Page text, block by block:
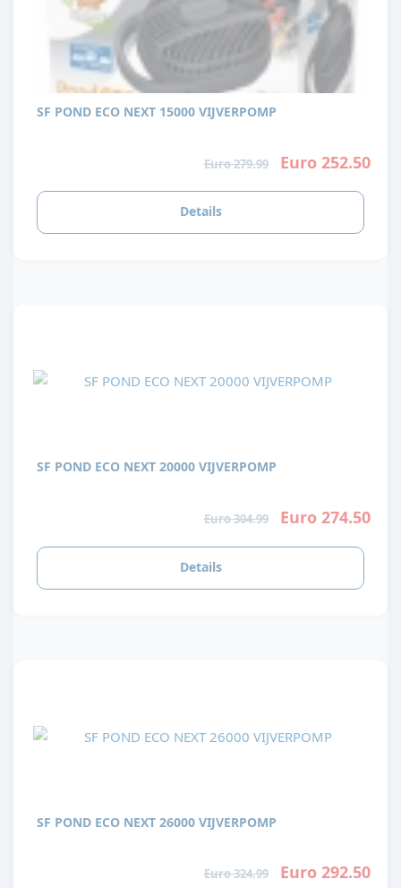
SF POND ECO NEXT 15000 VIJVERPOMP
Euro 279.99 Euro 252.50
Details
SF POND ECO NEXT 20000 VIJVERPOMP
Euro 304.99 Euro 274.50
Details
SF POND ECO NEXT 26000 VIJVERPOMP
Euro 324.99 Euro 292.50